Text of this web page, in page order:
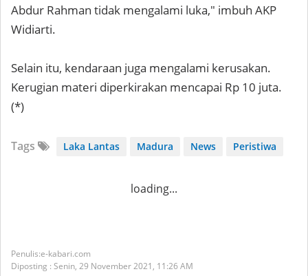
Abdur Rahman tidak mengalami luka," imbuh AKP
Widiarti.
Selain itu, kendaraan juga mengalami kerusakan.
Kerugian materi diperkirakan mencapai Rp 10 juta.
(*)
Tags Laka Lantas Madura News Peristiwa
loading...
e-kabari.com
Diposting : Senin, 29 November 2021, 11:26 AM